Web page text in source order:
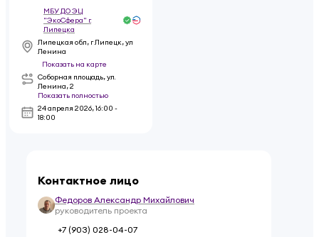
МБУ ДО ЭЦ
"ЭкоСфера" г.
Липецка
Липецкая обл, г Липецк, ул
Ленина
Показать на карте
Соборная площадь, ул.
Ленина, 2
Показать полностью
24 апреля 2026,16:00 -
18:00
Контактное лицо
Федоров Александр Михайлович
руководитель проекта
+7 (903) 028-04-07